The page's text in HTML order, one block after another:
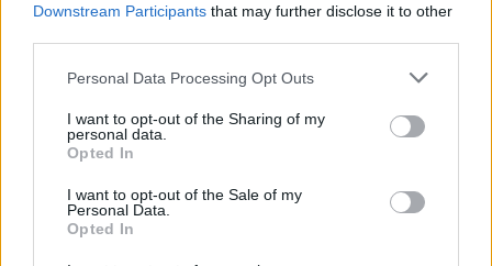
Downstream Participants that may further disclose it to other
Personal Data Processing Opt Outs
I want to opt-out of the Sharing of my
personal data.
Opted In
I want to opt-out of the Sale of my
Personal Data.
Opted In
2026. augusztus 05., szerda
köztársasági elnököt az
Országgyűlés: kérdés, hogy kit?